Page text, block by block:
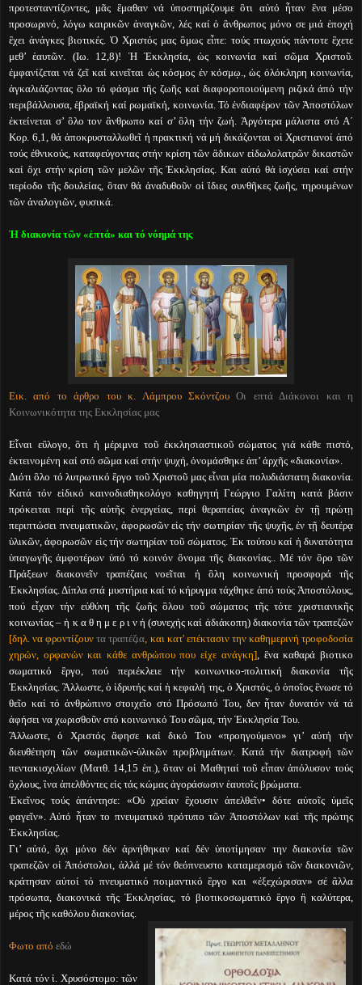
προτεσταντίζοντες, μᾶς ἒμαθαν νά ὑποστηρίζουμε ὃτι αὐτό ἦταν ἓνα μέσο
προσωρινό, λόγω καιρικῶν ἀναγκῶν, λές καί ὁ ἂνθρωπος μόνο σε μιά ἐποχή
ἒχει ἀνάγκες βιοτικές. Ὁ Χριστός μας ὃμως εἷπε: τούς πτωχούς πάντοτε ἒχετε
μεθ’ ἑαυτῶν. (Ιω. 12,8)! Ἡ Ἐκκλησία, ὡς κοινωνία καί σῶμα Χριστοῦ.
ἐμφανίζεται νά ζεῖ καί κινεῖται ὡς κόσμος ἐν κόσμῳ., ὡς ὁλόκληρη κοινωνία,
ἀγκαλιάζοντας ὃλο τό φάσμα τῆς ζωῆς καί διαφοροποιούμενη ριζικά ἀπό τήν
περιβάλλουσα, ἑβραϊκή καί ρωμαϊκή, κοινωνία. Τό ἐνδιαφέρον τῶν Ἀποστόλων
ἐκτείνεται σ’ ὃλο τον ἂνθρωπο καί σ’ ὃλη τήν ζωή. Ἀργότερα μάλιστα στό Α΄
Κορ. 6,1, θά ἀποκρυσταλλωθεῖ ἡ πρακτική νά μή δικάζονται οἱ Χριστιανοί ἀπό
τούς ἐθνικούς, καταφεύγοντας στήν κρίση τῶν ἂδικων εἰδωλολατρῶν δικαστῶν
καί ὂχι στήν κρίση τῶν μελῶν τῆς Ἐκκλησίας. Και αὐτό θά ἰσχύσει καί στήν
περίοδο τῆς δουλείας, ὃταν θά ἀναδυθοῦν οἱ ἲδιες συνθῆκες ζωῆς, τηρουμένων
τῶν ἀναλογιῶν, φυσικά.
Ἡ διακονία τῶν «ἑπτά» και τό νόημά της
Εικ. από το άρθρο του κ. Λάμπρου ΣκόντζουΟι επτά Διάκονοι και η
Κοινωνικότητα της Εκκλησίας μας
Εἷναι εὒλογο, ὃτι ἡ μέριμνα τοῦ ἐκκλησιαστικοῦ σώματος γιά κάθε πιστό,
ἐκτεινομένη καί στό σῶμα καί στήν ψυχή, ὀνομάσθηκε ἀπ’ ἀρχῆς «διακονία».
Διότι ὃλο τό λυτρωτικό ἒργο τοῦ Χριστοῦ μας εἶναι μία πολυδιάστατη διακονία.
Κατά τόν εἰδικό καινοδιαθηκολόγο καθηγητή Γεώργιο Γαλίτη κατά βάσιν
πρόκειται περί τῆς αὐτῆς ἐνεργείας, περί θεραπείας ἀναγκῶν ἐν τῇ πρώτῃ
περιπτώσει πνευματικῶν, ἀφορωσῶν εἰς τήν σωτηρίαν τῆς ψυχῆς, ἐν τῇ δευτέρᾳ
ὑλικῶν, ἀφορωσῶν εἰς τήν σωτηρίαν τοῦ σώματος. Ἐκ τούτου καί ἡ δυνατότητα
ὑπαγωγῆς ἀμφοτέρων ὑπό τό κοινόν ὂνομα τῆς διακονίας.. Μέ τόν ὃρο τῶν
Πράξεων διακονεῖν τραπέζαις νοεῖται ἡ ὃλη κοινωνική προσφορά τῆς
Ἐκκλησίας. Δίπλα στά μυστήρια καί τό κήρυγμα τάχθηκε ἀπό τούς Ἀποστόλους,
πού εἶχαν τήν εὐθύνη τῆς ζωῆς ὃλου τοῦ σώματος τῆς τότε χριστιανικῆς
κοινωνίας – ἡ κ α θ η μ ε ρ ι ν ή (συνεχής καί ἀδιάκοπη) διακονία τῶν τραπεζῶν
[δηλ. να φροντίζουντα τραπέζια , και κατ' επέκτασιν την καθημερινή τροφοδοσία
χηρών, ορφανών και κάθε ανθρώπου που είχε ανάγκη], ἓνα καθαρά βιοτικο
σωματικό ἒργο, πού περιέκλειε τήν κοινωνικο-πολιτική διακονία τῆς
Ἐκκλησίας. Ἂλλωστε, ὁ ἱδρυτής καί ἡ κεφαλή της, ὁ Χριστός, ὁ ὁποῖος ἓνωσε τό
θεῖο καί τό ἀνθρώπινο στοιχεῖο στό Πρόσωπό Του, δεν ἦταν δυνατόν νά τά
ἀφήσει να χωρισθοῦν στό κοινωνικό Του σῶμα, τήν Ἐκκλησία Του.
Ἂλλωστε, ὁ Χριστός ἂφησε καί δικό Του «προηγούμενο» γι’ αὐτή τήν
διευθέτηση τῶν σωματικῶν-ὑλικῶν προβλημάτων. Κατά τήν διατροφή τῶν
πεντακισχιλίων (Ματθ. 14,15 ἑπ.), ὃταν οἱ Μαθηταί τοῦ εἶπαν ἀπόλυσον τούς
ὂχλους, ἳνα ἀπελθόντες εἰς τάς κώμας ἀγοράσωσιν ἑαυτοῖς βρώματα.
Ἐκεῖνος τούς ἀπάντησε: «Οὐ χρείαν ἒχουσιν ἀπελθεῖν• δότε αὐτοῖς ὑμεῖς
φαγεῖν». Αὐτό ἦταν το πνευματικό πρότυπο τῶν Ἀποστόλων καί τῆς πρώτης
Ἐκκλησίας.
Γι’ αὐτό, ὂχι μόνο δέν ἀρνήθηκαν καί δέν ὑποτίμησαν την διακονία τῶν
τραπεζῶν οἱ Ἀπόστολοι, ἀλλά μέ τόν θεόπνευστο καταμερισμό τῶν διακονιῶν,
κράτησαν αὐτοί τό πνευματικό ποιμαντικό ἒργο και «ἐξεχώρισαν» σέ ἂλλα
πρόσωπα, διακονικά τῆς Ἐκκλησίας, τό βιοτικοσωματικό ἒργο ἢ καλύτερα,
μέρος τῆς καθόλου διακονίας.
Φωτο από εδώ
Κατά τόν ἱ. Χρυσόστομο: τῶν